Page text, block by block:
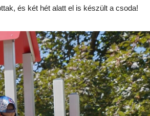
és két hét alatt el is készült a csoda!